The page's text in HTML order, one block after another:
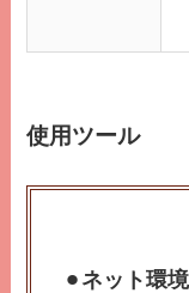
使用ツール
⚫︎ ネット環